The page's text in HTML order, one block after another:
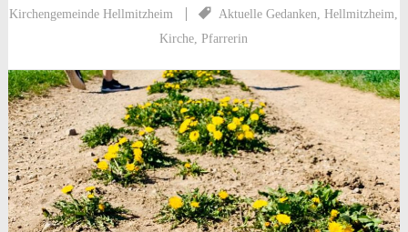
Kirchengemeinde Hellmitzheim
Aktuelle Gedanken ,Hellmitzheim
Kirche ,Pfarrerin